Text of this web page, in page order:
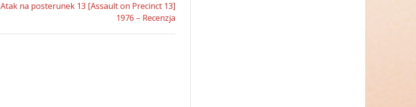
Atak na posterunek 13 [Assault on Precinct 13]
1976 – Recenzja